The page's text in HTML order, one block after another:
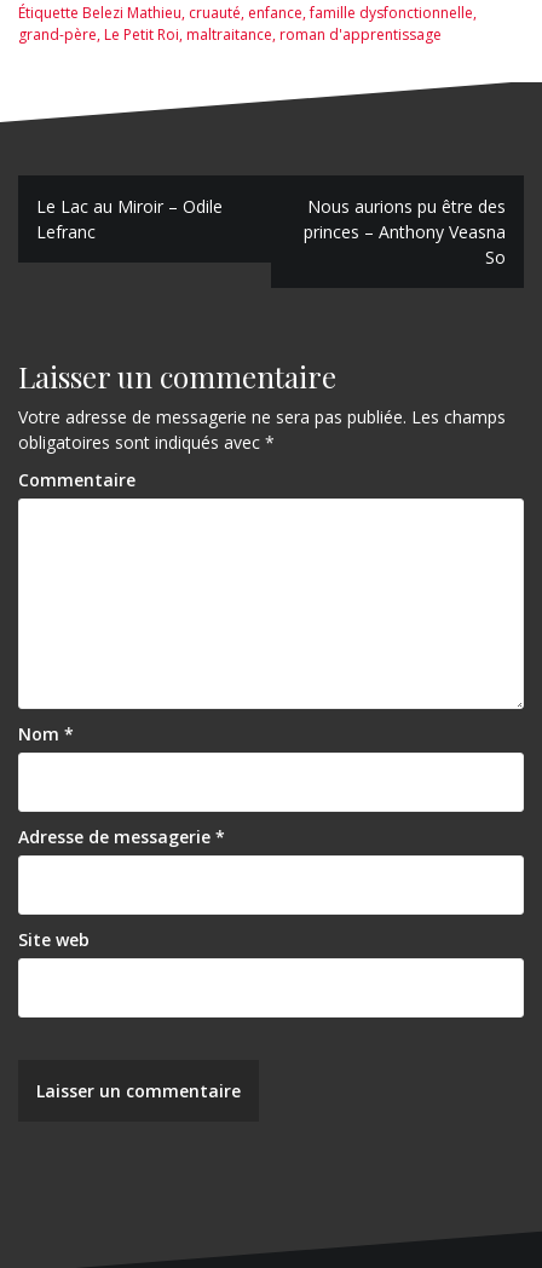
Étiquette Belezi Mathieu, cruauté, enfance,famille dysfonctionnelle,
grand-père,Le Petit Roi,maltraitance,roman d'apprentissage
N
a
g
a
t
i
l
’
r
t
c
e
Le Lac au Miroir – Odile
Lefranc
Nous aurions pu être des
princes – Anthony Veasna
So
Laisser un commentaire
Votre adresse de messagerie ne sera pas publiée. Les champs
obligatoires sont indiqués avec *
Commentaire
Nom *
Adresse de messagerie *
Site web